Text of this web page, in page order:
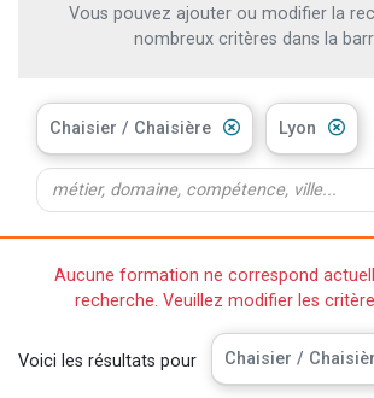
Vous pouvez ajouter ou modifier la
nombreux critères dans la
Chaisier / Chaisière Lyon
Aucune formation ne correspond
recherche. Veuillez modifier les
Voici les résultats pour Chaisier /